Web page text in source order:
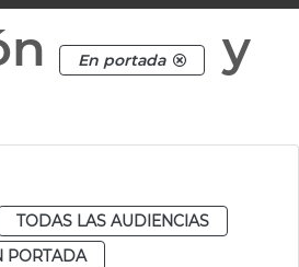
En portada
y
TODAS LAS AUDIENCIAS
PORTADA